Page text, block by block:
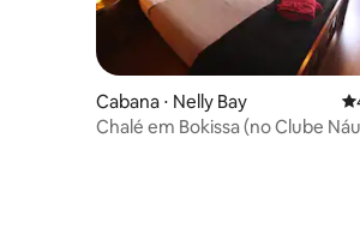
Cabana ⋅ Nelly Bay
Chalé em Bokissa (no